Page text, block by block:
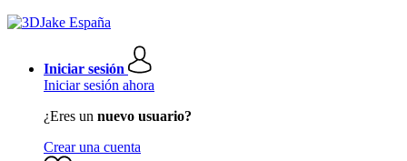
Iniciar sesión
Iniciar sesión ahora
¿Eres un nuevo usuario?
Crear una cuenta